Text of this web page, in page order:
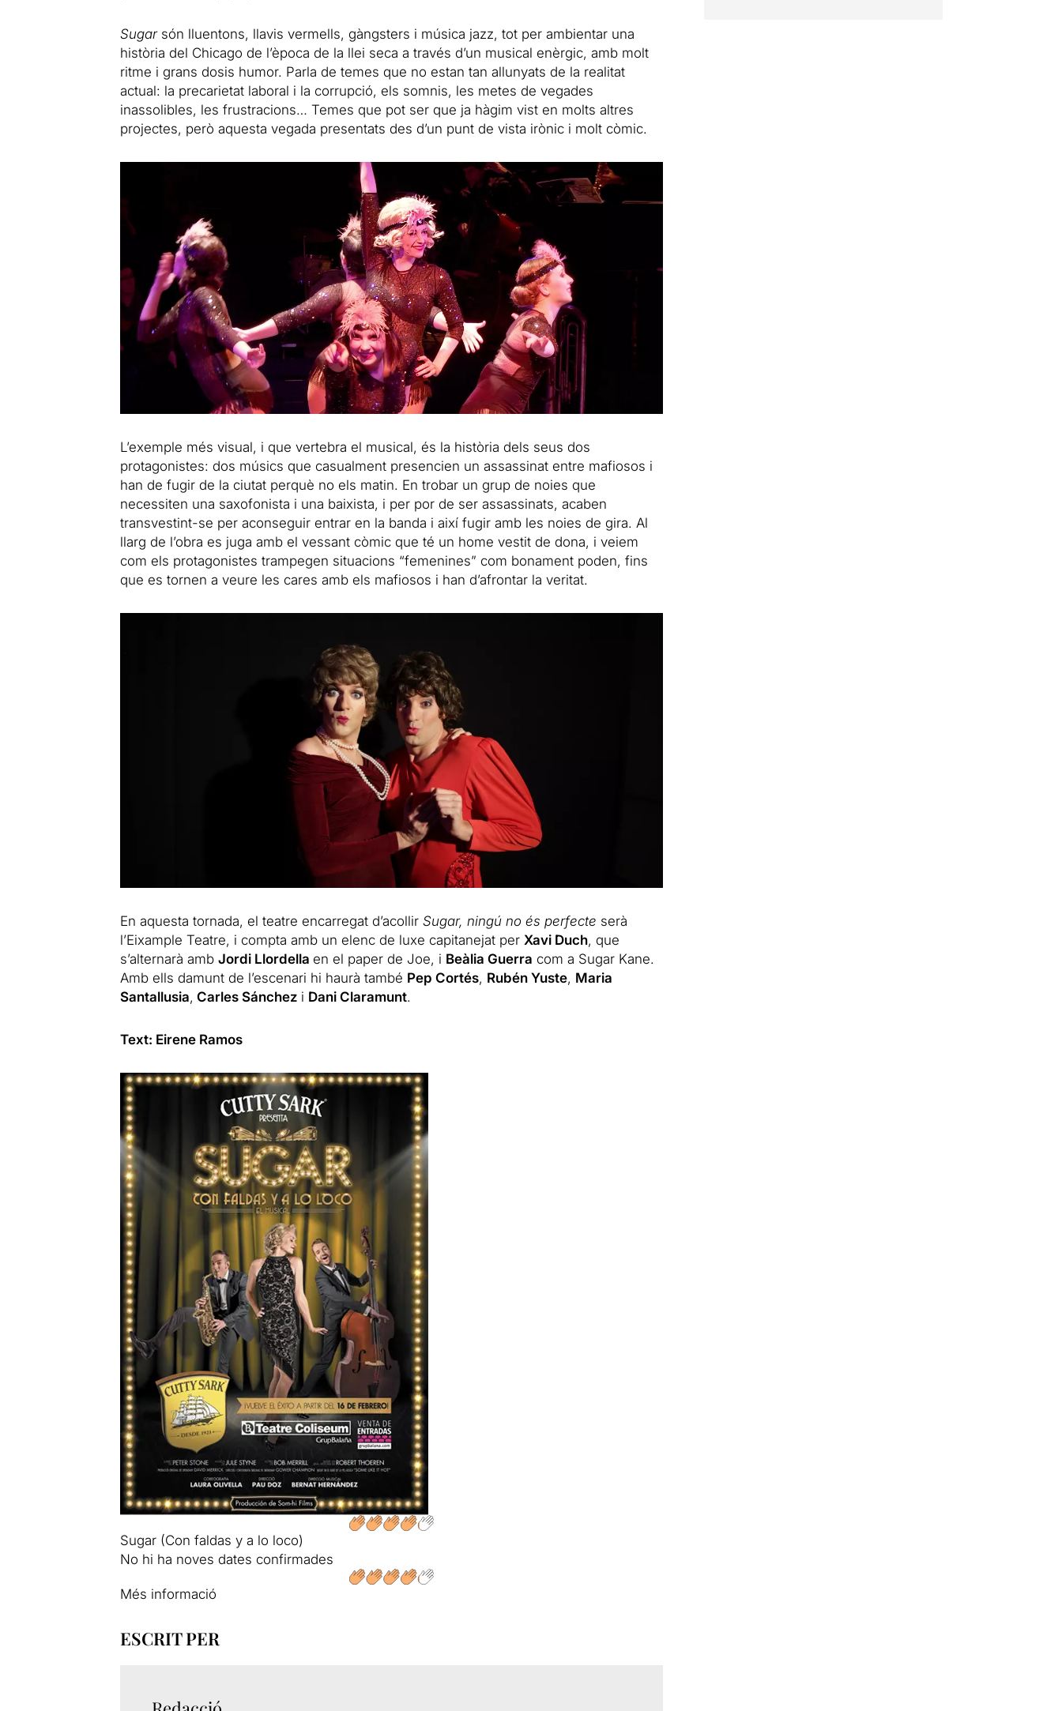
Sugarsón lluentons, llavis vermells, gàngsters i música jazz, tot per ambientar una
història del Chicago de l’època de la llei seca a través d’un musical enèrgic, amb molt
ritme i grans dosis humor. Parla de temes que no estan tan allunyats de la realitat
actual: la precarietat laboral i la corrupció, els somnis, les metes de vegades
inassolibles, les frustracions… Temes que pot ser que ja hàgim vist en molts altres
projectes, però aquesta vegada presentats des d’un punt de vista irònic i molt còmic.
L’exemple més visual, i que vertebra el musical, és la història dels seus dos
protagonistes: dos músics que casualment presencien un assassinat entre mafiosos i
han de fugir de la ciutat perquè no els matin. En trobar un grup de noies que
necessiten una saxofonista i una baixista, i per por de ser assassinats, acaben
transvestint-se per aconseguir entrar en la banda i així fugir amb les noies de gira. Al
llarg de l’obra es juga amb el vessant còmic que té un home vestit de dona, i veiem
com els protagonistes trampegen situacions “femenines” com bonament poden, fins
que es tornen a veure les cares amb els mafiosos i han d’afrontar la veritat.
En aquesta tornada, el teatre encarregat d’acollirSugar, ningú no és perfecte serà
l’Eixample Teatre, i compta amb un elenc de luxe capitanejat per Xavi Duch, que
s’alternarà amb Jordi Llordella en el paper de Joe, i Beàlia Guerra com a Sugar Kane.
Amb ells damunt de l’escenari hi haurà també Pep Cortés, Rubén Yuste, Maria
Santallusia, Carles Sánchezi Dani Claramunt.
Text: Eirene Ramos
Sugar (Con faldas y a lo loco)
No hi ha noves dates confirmades
Més informació
ESCRIT PER